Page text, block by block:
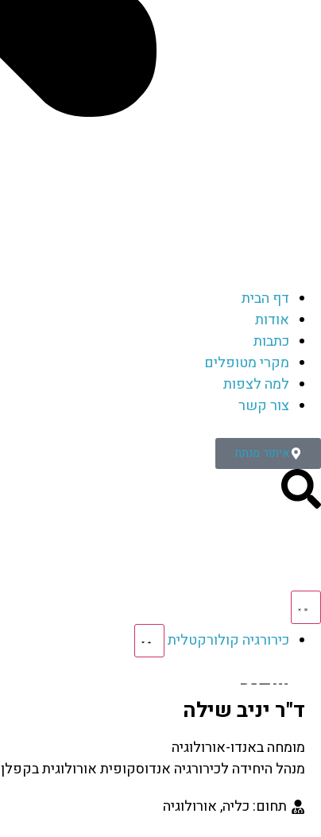
דף הבית
אודות
כתבות
מקרי מטופלים
למה לצפות
צור קשר
איתור מנתח
כירורגיה קולורקטלית
שפיר
מחלת קרוהן
צניחת רקטום
דיברטיקוליטיס
ממאיר
ד"ר יניב שילה
מומחה באנדו-אורולוגיה
מנהל היחידה לכירורגיה אנדוסקופית אורולוגית בקפלן
תחום: כליה, אורולוגיה